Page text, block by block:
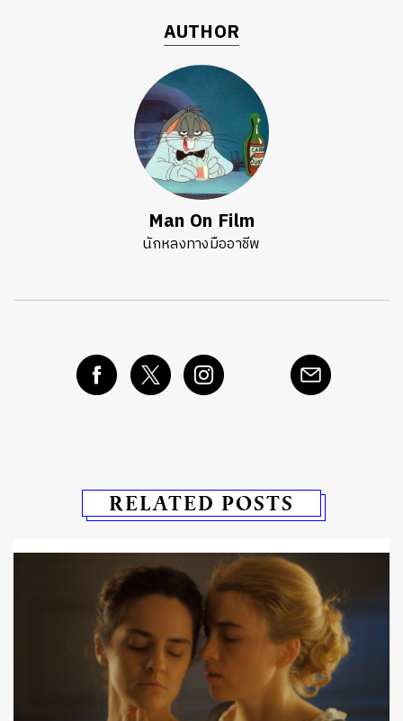
AUTHOR
Man On Film
นักหลงทางมืออาชีพ
RELATED POSTS